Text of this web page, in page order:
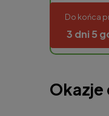
Do końca
3 dni 5
do